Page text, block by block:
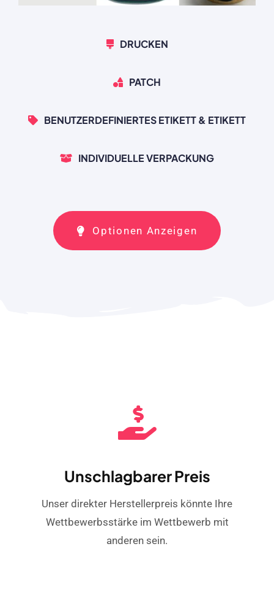
DRUCKEN
PATCH
BENUTZERDEFINIERTES ETIKETT & ETIKETT
INDIVIDUELLE VERPACKUNG
Optionen Anzeigen
Unschlagbarer Preis
Unser direkter Herstellerpreis könnte Ihre
Wettbewerbsstärke im Wettbewerb mit
anderen sein.